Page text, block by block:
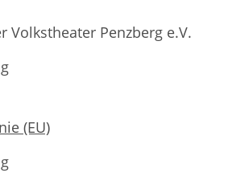
Volkstheater Penzberg e.V.
(EU)